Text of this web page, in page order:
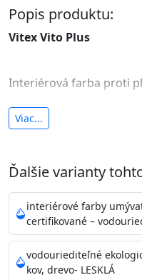
Popis produktu:
Vitex Vito Plus
Interiérová farba proti
antibakteriálna a
Je interiérová
Vďaka svojmu
znižuje (o 99,9%)
Preto jevhodná na
vysokými nárokmi na
nemocnice,
sály, potravinárske
Viac...
Ďalšie varianty
interiérové farby
certifikované –
vodouriediteľné
kov, drevo- LESKLÁ